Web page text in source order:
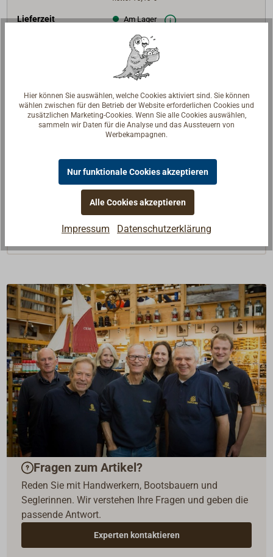
Lieferzeit Am Lager
Beschreibung
Aluminiumanoden, zum Anschrauben auf die Welle.
Zur Verwendung in Salz-, Brack- oder Süßwasser.
Kurze Form, 2-teilig berbolzt mit mit
Fragen zum Artikel?
Reden Sie mit Handwerkern, Bootsbauern und
Seglerinnen. Wir verstehen Ihre Fragen und geben die
passende Antwort.
Experten kontaktieren
Hier können Sie auswählen, welche Cookies aktiviert sind. Sie können
wählen zwischen für den Betrieb der Website erforderlichen Cookies und
zusätzlichen Marketing-Cookies. Wenn Sie alle Cookies auswählen,
sammeln wir Daten für die Analyse und das Aussteuern von
Werbekampagnen.
Nur funktionale Cookies akzeptieren
Alle Cookies akzeptieren
Impressum Datenschutzerklärung